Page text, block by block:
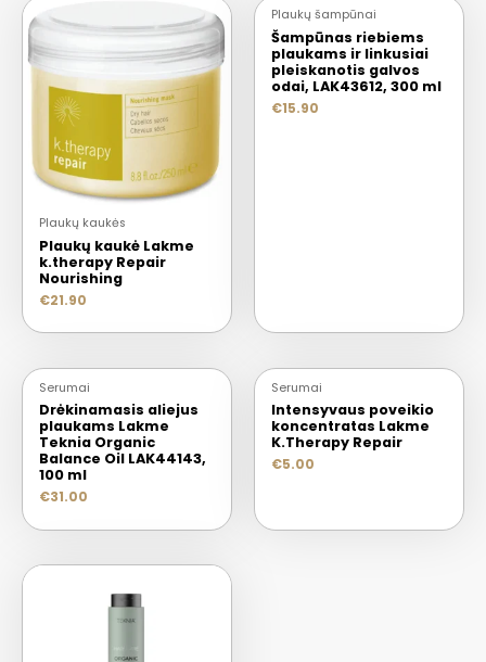
Plaukų kaukės
Plaukų kaukė Lakme
k.therapy Repair
Nourishing
€21.90
Plaukų šampūnai
Šampūnas riebiems
plaukams ir linkusiai
pleiskanotis galvos
odai, LAK43612, 300 ml
€15.90
Serumai
Drėkinamasis aliejus
plaukams Lakme
Teknia Organic
Balance Oil LAK44143,
100 ml
€31.00
Serumai
Intensyvaus poveikio
koncentratas Lakme
K.Therapy Repair
€5.00